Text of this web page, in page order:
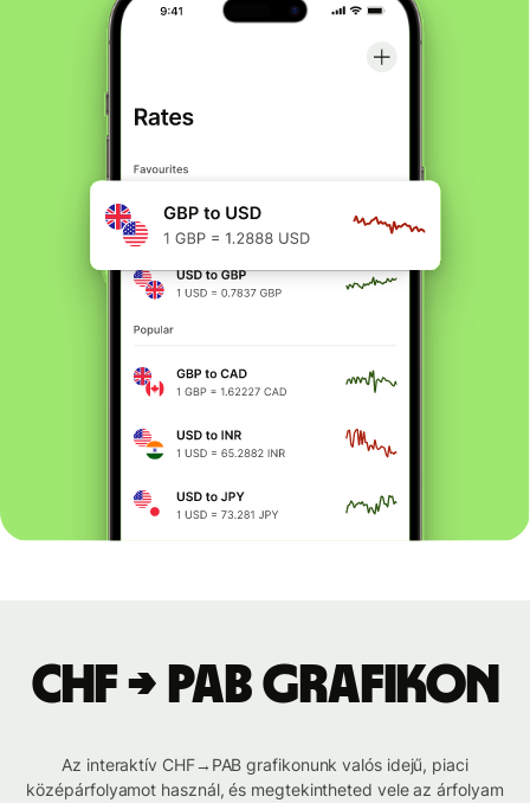
CHF → PAB grafikon
Az interaktív CHF→PAB grafikonunk valós idejű, piaci
középárfolyamot használ, és megtekintheted vele az árfolyam